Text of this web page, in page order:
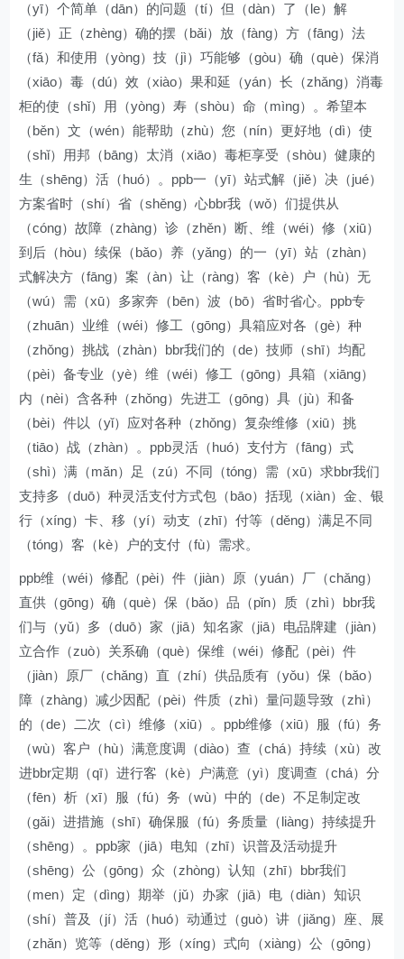
（yī）个简单（dān）的问题（tí）但（dàn）了（le）解
（jiě）正（zhèng）确的摆（bǎi）放（fàng）方（fāng）法
（fǎ）和使用（yòng）技（jì）巧能够（gòu）确（què）保消
（xiāo）毒（dú）效（xiào）果和延（yán）长（zhǎng）消毒
柜的使（shǐ）用（yòng）寿（shòu）命（mìng）。希望本
（běn）文（wén）能帮助（zhù）您（nín）更好地（dì）使
（shǐ）用邦（bāng）太消（xiāo）毒柜享受（shòu）健康的
生（shēng）活（huó）。ppb一（yī）站式解（jiě）决（jué）
方案省时（shí）省（shěng）心bbr我（wǒ）们提供从
（cóng）故障（zhàng）诊（zhěn）断、维（wéi）修（xiū）
到后（hòu）续保（bǎo）养（yǎng）的一（yī）站（zhàn）
式解决方（fāng）案（àn）让（ràng）客（kè）户（hù）无
（wú）需（xū）多家奔（bēn）波（bō）省时省心。ppb专
（zhuān）业维（wéi）修工（gōng）具箱应对各（gè）种
（zhǒng）挑战（zhàn）bbr我们的（de）技师（shī）均配
（pèi）备专业（yè）维（wéi）修工（gōng）具箱（xiāng）
内（nèi）含各种（zhǒng）先进工（gōng）具（jù）和备
（bèi）件以（yǐ）应对各种（zhǒng）复杂维修（xiū）挑
（tiāo）战（zhàn）。ppb灵活（huó）支付方（fāng）式
（shì）满（mǎn）足（zú）不同（tóng）需（xū）求bbr我们
支持多（duō）种灵活支付方式包（bāo）括现（xiàn）金、银
行（xíng）卡、移（yí）动支（zhī）付等（děng）满足不同
（tóng）客（kè）户的支付（fù）需求。
ppb维（wéi）修配（pèi）件（jiàn）原（yuán）厂（chǎng）
直供（gōng）确（què）保（bǎo）品（pǐn）质（zhì）bbr我
们与（yǔ）多（duō）家（jiā）知名家（jiā）电品牌建（jiàn）
立合作（zuò）关系确（què）保维（wéi）修配（pèi）件
（jiàn）原厂（chǎng）直（zhí）供品质有（yǒu）保（bǎo）
障（zhàng）减少因配（pèi）件质（zhì）量问题导致（zhì）
的（de）二次（cì）维修（xiū）。ppb维修（xiū）服（fú）务
（wù）客户（hù）满意度调（diào）查（chá）持续（xù）改
进bbr定期（qī）进行客（kè）户满意（yì）度调查（chá）分
（fēn）析（xī）服（fú）务（wù）中的（de）不足制定改
（gǎi）进措施（shī）确保服（fú）务质量（liàng）持续提升
（shēng）。ppb家（jiā）电知（zhī）识普及活动提升
（shēng）公（gōng）众（zhòng）认知（zhī）bbr我们
（men）定（dìng）期举（jǔ）办家（jiā）电（diàn）知识
（shí）普及（jí）活（huó）动通过（guò）讲（jiǎng）座、展
（zhǎn）览等（děng）形（xíng）式向（xiàng）公（gōng）